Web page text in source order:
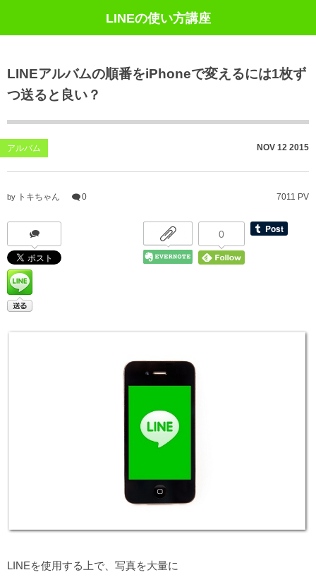
LINEの使い方講座
LINEアルバムの順番をiPhoneで変えるには1枚ず
つ送ると良い？
アルバム NOV 12 2015
by トキちゃん 0 7011 PV
0
LINEを使用する上で、写真を大量に